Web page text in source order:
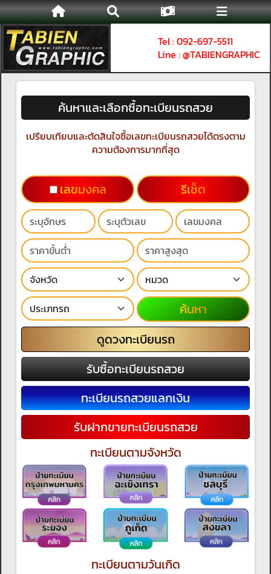
Tel : 092-697-5511
Line : @TABIENGRAPHIC
ค้นหาและเลือกซื้อทะเบียนรถสวย
เปรียบเทียบและตัดสินใจซื้อเลขทะเบียนรถสวยได้ตรงตาม
ความต้องการมากที่สุด
เลขมงคล รีเช็ต
ค้นหา
ดูดวงทะเบียนรถ
รับซื้อทะเบียนรถสวย
ทะเบียนรถสวยแลกเงิน
รับฝากขายทะเบียนรถสวย
ทะเบียนตามจังหวัด
ทะเบียนตามวันเกิด